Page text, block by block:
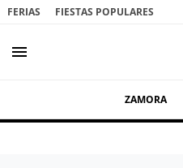
FERIAS FIESTAS POPULARES
menu
ZAMORA